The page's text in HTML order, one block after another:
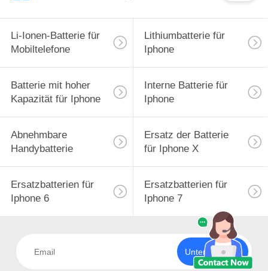
Li-Ionen-Batterie für
Mobiltelefone
Lithiumbatterie für
Iphone
Batterie mit hoher
Kapazität für Iphone
Interne Batterie für
Iphone
Abnehmbare
Handybatterie
Ersatz der Batterie
für Iphone X
Ersatzbatterien für
Iphone 6
Ersatzbatterien für
Iphone 7
Unterzeichnen